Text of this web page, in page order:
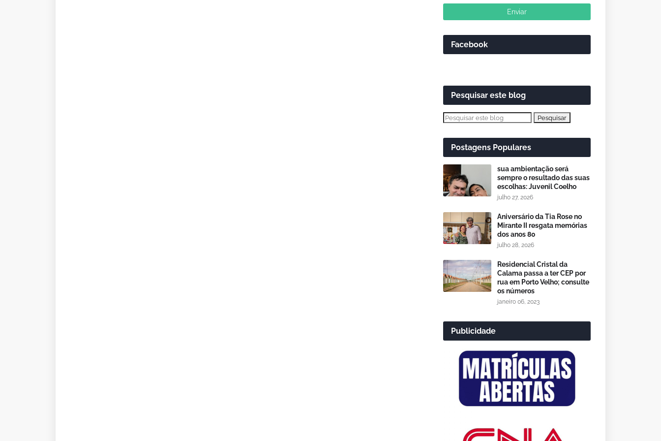
Facebook
Pesquisar este blog
Postagens Populares
sua ambientação será
sempre o resultado das suas
escolhas: Juvenil Coelho
julho 27, 2026
Aniversário da Tia Rose no
Mirante II resgata memórias
dos anos 80
julho 28, 2026
Residencial Cristal da
Calama passa a ter CEP por
rua em Porto Velho; consulte
os números
janeiro 06, 2023
Publicidade